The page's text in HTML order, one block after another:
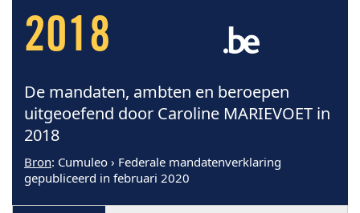
2018
De mandaten, ambten en beroepen
uitgeoefend door Caroline MARIEVOET in
2018
Bron: Cumuleo › Federale mandatenverklaring
gepubliceerd in februari 2020